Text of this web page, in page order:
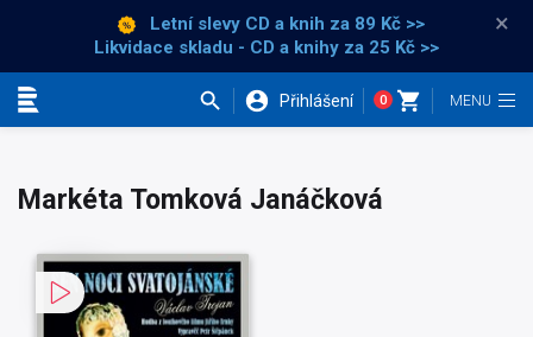
Letní slevy CD a knih za 89 Kč >>
Likvidace skladu - CD a knihy za 25 Kč >>
×
Přihlášení 0
Markéta Tomková Janáčková